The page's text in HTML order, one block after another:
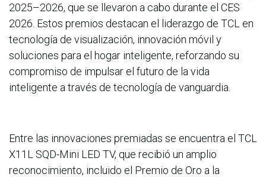
2025–2026, que se llevaron a cabo durante el CES
2026. Estos premios destacan el liderazgo de TCL en
tecnología de visualización, innovación móvil y
soluciones para el hogar inteligente, reforzando su
compromiso de impulsar el futuro de la vida
inteligente a través de tecnología de vanguardia.
Entre las innovaciones premiadas se encuentra el TCL
X11L SQD-Mini LED TV, que recibió un amplio
reconocimiento, incluido el Premio de Oro a la